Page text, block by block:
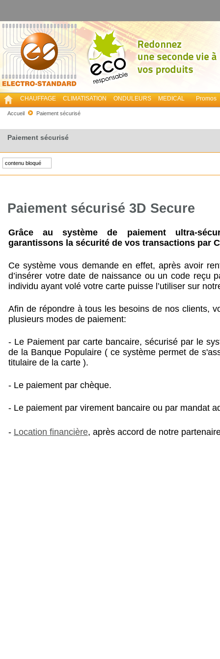
CHAUFFAGE CLIMATISATION ONDULEURS MEDICAL Promos
Accueil Paiement sécurisé
Paiement sécurisé
contenu bloqué
Paiement sécurisé 3D Secure
Grâce au système de paiement ultra-
garantissons la sécurité de vos transactions par
Ce système vous demande en effet, après avoir
d’insérer votre date de naissance ou un code reçu
individu ayant volé votre carte puisse l’utiliser sur
Afin de répondre à tous les besoins de nos clients,
plusieurs modes de paiement:
- Le Paiement par carte bancaire, sécurisé par le
de la Banque Populaire ( ce système permet de
titulaire de la carte ).
- Le paiement par chèque.
- Le paiement par virement bancaire ou par mandat
- Location financière, après accord de notre